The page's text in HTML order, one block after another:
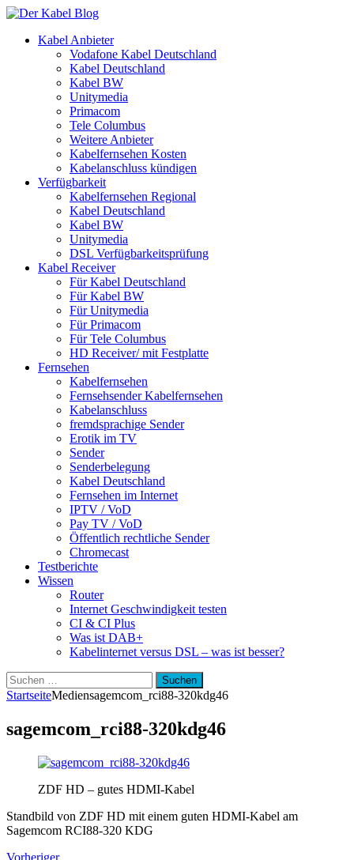
Kabel Anbieter
Vodafone Kabel Deutschland
Kabel Deutschland
Kabel BW
Unitymedia
Primacom
Tele Columbus
Weitere Anbieter
Kabelfernsehen Kosten
Kabelanschluss kündigen
Verfügbarkeit
Kabelfernsehen Regional
Kabel Deutschland
Kabel BW
Unitymedia
DSL Verfügbarkeitsprüfung
Kabel Receiver
Für Kabel Deutschland
Für Kabel BW
Für Unitymedia
Für Primacom
Für Tele Columbus
HD Receiver/ mit Festplatte
Fernsehen
Kabelfernsehen
Fernsehsender Kabelfernsehen
Kabelanschluss
fremdsprachige Sender
Erotik im TV
Sender
Senderbelegung
Kabel Deutschland
Fernsehen im Internet
IPTV / VoD
Pay TV / VoD
Öffentlich rechtliche Sender
Chromecast
Testberichte
Wissen
Router
Internet Geschwindigkeit testen
CI & CI Plus
Was ist DAB+
Kabelinternet versus DSL – was ist besser?
Suchen
nach:
StartseiteMediensagemcom_rci88-320kdg46
sagemcom_rci88-320kdg46
ZDF HD – gutes HDMI-Kabel
Standbild von ZDF HD mit einem guten HDMI-Kabel am
Sagemcom RCI88-320 KDG
Vorheriger